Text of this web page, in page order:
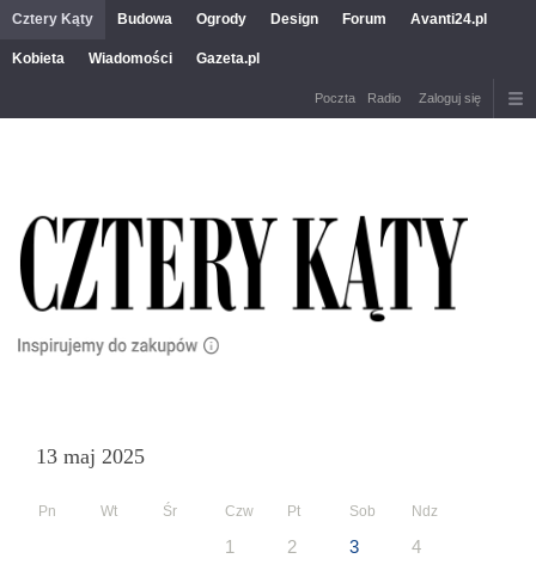
Cztery Kąty Budowa Ogrody Design Forum Avanti24.pl
Kobieta Wiadomości Gazeta.pl
Poczta Radio Zaloguj się
13 maj 2025
Pn Wt Śr Czw Pt Sob Ndz
1 2 3 4